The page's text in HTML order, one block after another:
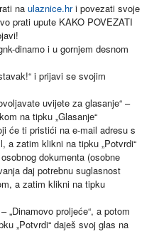
na ulaznice.hri povezati svoje
prati upute KAKO POVEZATI
dinamo i u gornjem desnom
i prijavi se svojim
uvijete za glasanje“ –
na tipku „Glasanje“
će ti pristići na e-mail adresu s
a zatim klikni na tipku „Potvrdi“
dokumenta (osobne
daj potrebnu suglasnost
a zatim klikni na tipku
„Dinamovo proljeće“, a potom
„Potvrdi“ daješ svoj glas na